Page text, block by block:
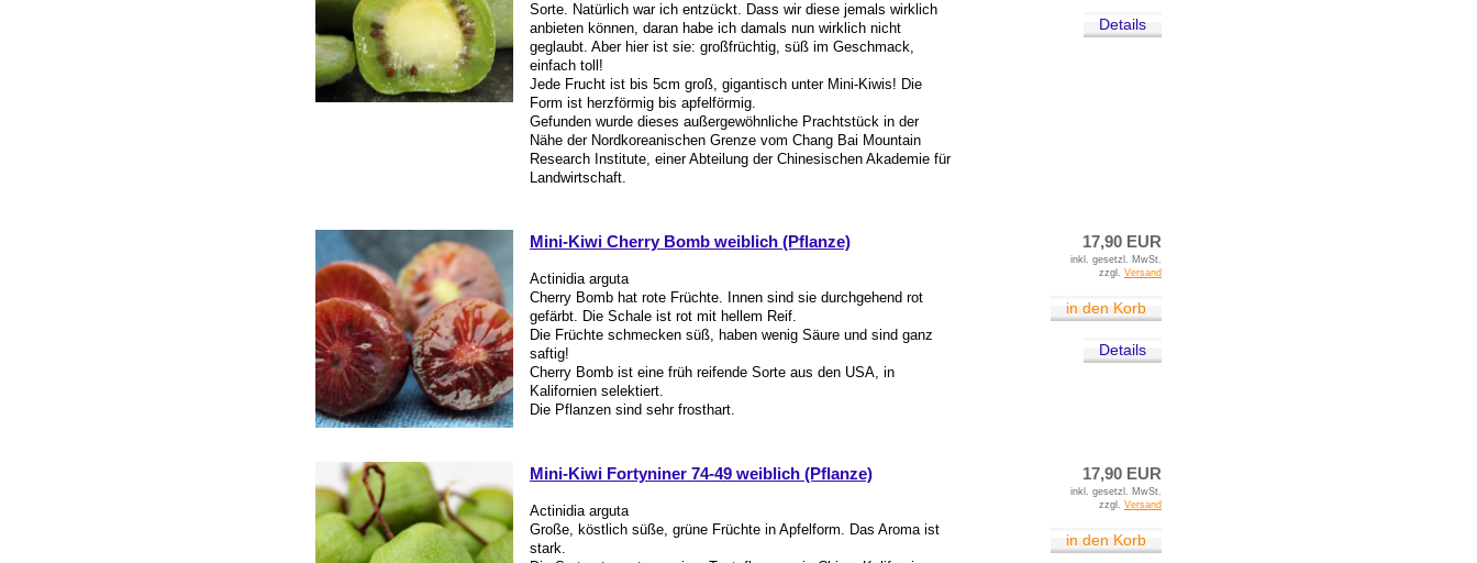
Sorte. Natürlich war ich entzückt. Dass wir diese jemals wirklich
anbieten können, daran habe ich damals nun wirklich nicht
geglaubt. Aber hier ist sie: großfrüchtig, süß im Geschmack,
einfach toll!
Jede Frucht ist bis 5cm groß, gigantisch unter Mini-Kiwis! Die
Form ist herzförmig bis apfelförmig.
Gefunden wurde dieses außergewöhnliche Prachtstück in der
Nähe der Nordkoreanischen Grenze vom Chang Bai Mountain
Research Institute, einer Abteilung der Chinesischen Akademie für
Landwirtschaft.
Details
Mini-Kiwi Cherry Bomb weiblich (Pflanze)
Actinidia arguta
Cherry Bomb hat rote Früchte. Innen sind sie durchgehend rot
gefärbt. Die Schale ist rot mit hellem Reif.
Die Früchte schmecken süß, haben wenig Säure und sind ganz
saftig!
Cherry Bomb ist eine früh reifende Sorte aus den USA, in
Kalifornien selektiert.
Die Pflanzen sind sehr frosthart.
17,90 EUR
inkl. gesetzl. MwSt.
zzgl. Versand
in den Korb
Details
Mini-Kiwi Fortyniner 74-49 weiblich (Pflanze)
Actinidia arguta
Große, köstlich süße, grüne Früchte in Apfelform. Das Aroma ist
stark.
17,90 EUR
inkl. gesetzl. MwSt.
zzgl. Versand
in den Korb